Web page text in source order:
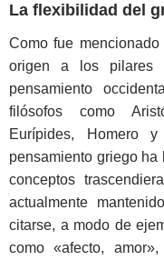
La flexibilidad del
Como fue mencionado
origen a los pilares
pensamiento
filósofos como
Eurípides, Homero
pensamiento griego
conceptos
actualmente
citarse, a modo de
como «afecto,